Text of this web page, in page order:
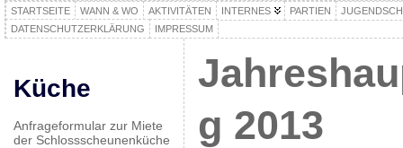
STARTSEITE WANN & WO AKTIVITÄTEN INTERNES PARTIEN
DATENSCHUTZERKLÄRUNG
IMPRESSUM
Küche
Anfrageformular zur Miete
der Schlossscheunenküche
g 2013